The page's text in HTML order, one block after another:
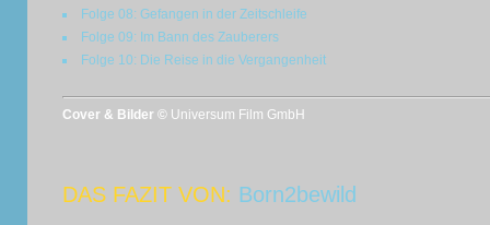
Folge 08: Gefangen in der Zeitschleife
Folge 09: Im Bann des Zauberers
Folge 10: Die Reise in die Vergangenheit
Cover & Bilder © Universum Film GmbH
DAS FAZIT VON: Born2bewild